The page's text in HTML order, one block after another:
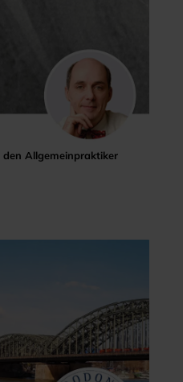
Allgemeinpraktiker